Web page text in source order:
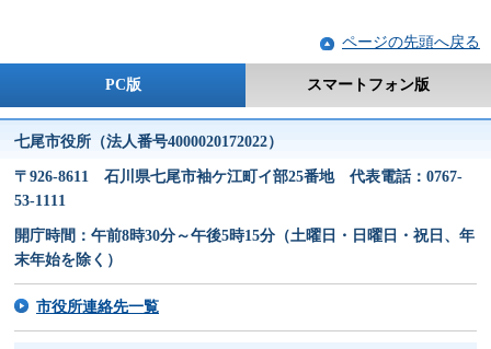
ページの先頭へ戻る
PC版 スマートフォン版
七尾市役所（法人番号4000020172022）
〒926-8611 石川県七尾市袖ケ江町イ部25番地 代表電話：0767-
53-1111
開庁時間：午前8時30分～午後5時15分（土曜日・日曜日・祝日、年
末年始を除く）
市役所連絡先一覧